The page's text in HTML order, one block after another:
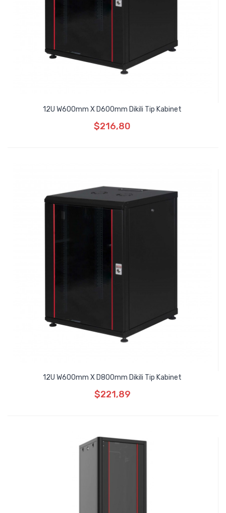
12U W600mm X D600mm Dikili Tip Kabinet
$216,80
12U W600mm X D800mm Dikili Tip Kabinet
$221,89